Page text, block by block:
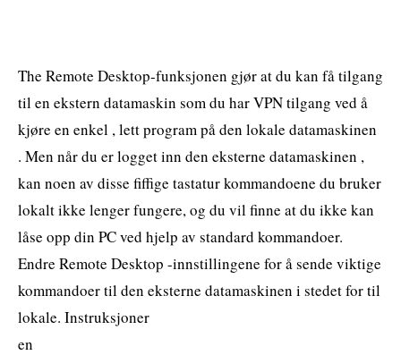
The Remote Desktop-funksjonen gjør at du kan få tilgang
til en ekstern datamaskin som du har VPN tilgang ved å
kjøre en enkel , lett program på den lokale datamaskinen
. Men når du er logget inn den eksterne datamaskinen ,
kan noen av disse fiffige tastatur kommandoene du bruker
lokalt ikke lenger fungere, og du vil finne at du ikke kan
låse opp din PC ved hjelp av standard kommandoer.
Endre Remote Desktop -innstillingene for å sende viktige
kommandoer til den eksterne datamaskinen i stedet for til
lokale. Instruksjoner
en